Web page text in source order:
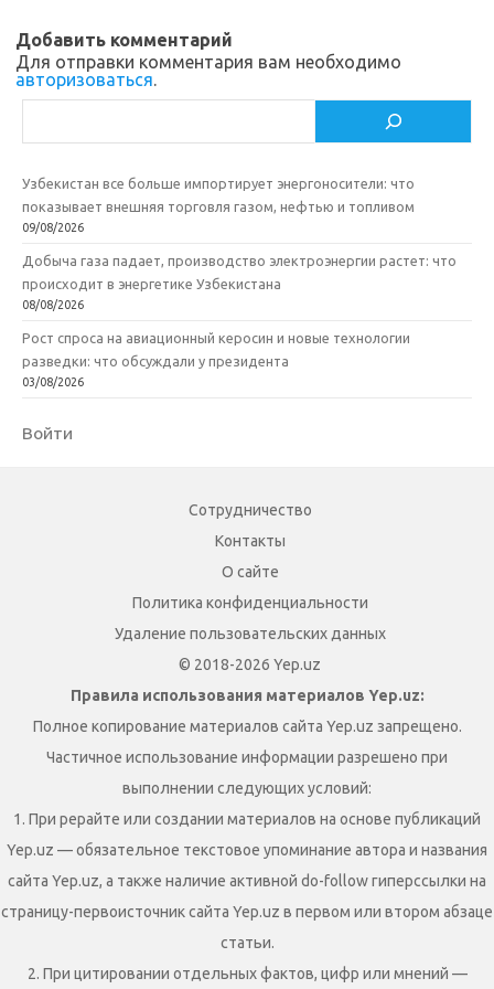
k
i
т
ь
Добавить комментарий
Для отправки комментария вам необходимо
авторизоваться.
Узбекистан все больше импортирует энергоносители: что
показывает внешняя торговля газом, нефтью и топливом
09/08/2026
Добыча газа падает, производство электроэнергии растет: что
происходит в энергетике Узбекистана
08/08/2026
Рост спроса на авиационный керосин и новые технологии
разведки: что обсуждали у президента
03/08/2026
Войти
Сотрудничество
Контакты
О сайте
Политика конфиденциальности
Удаление пользовательских данных
© 2018-2026 Yep.uz
Правила использования материалов Yep.uz:
Полное копирование материалов сайта Yep.uz запрещено.
Частичное использование информации разрешено при
выполнении следующих условий:
1. При рерайте или создании материалов на основе публикаций
Yep.uz — обязательное текстовое упоминание автора и названия
сайта Yep.uz, а также наличие активной do-follow гиперссылки на
страницу-первоисточник сайта Yep.uz в первом или втором абзаце
статьи.
2. При цитировании отдельных фактов, цифр или мнений —